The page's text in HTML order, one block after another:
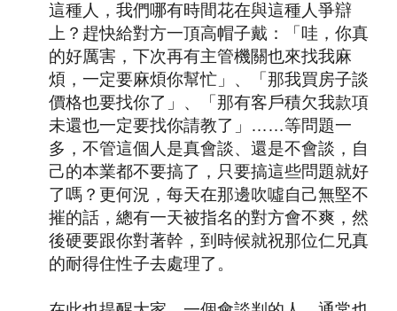
這種人，我們哪有時間花在與這種人爭辯
上？趕快給對方一頂高帽子戴：「哇，你真
的好厲害，下次再有主管機關也來找我麻
煩，一定要麻煩你幫忙」、「那我買房子談
價格也要找你了」、「那有客戶積欠我款項
未還也一定要找你請教了」……等問題一
多，不管這個人是真會談、還是不會談，自
己的本業都不要搞了，只要搞這些問題就好
了嗎？更何況，每天在那邊吹噓自己無堅不
摧的話，總有一天被指名的對方會不爽，然
後硬要跟你對著幹，到時候就祝那位仁兄真
的耐得住性子去處理了。